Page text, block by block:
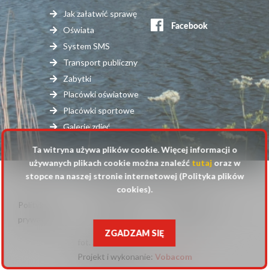
Jak załatwić sprawę
Oświata
System SMS
Transport publiczny
Zabytki
Placówki oświatowe
Placówki sportowe
Galerie zdjęć
serwisy
zewnętrzne
© 2025 Urząd Gminy Raszyn
Stopka
Polityka
prywatności
strony
cookies
Projekt i wykonanie: Will
open
Vobacom
Ta witryna używa plików cookie. Więcej informacji o
używanych plikach cookie można znaleźć tutajoraz w
stopce na naszej stronie internetowej (Polityka plików
cookies).
ZGADZAM SIĘ